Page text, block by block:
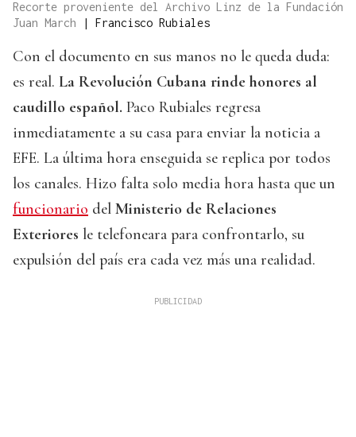
Recorte proveniente del Archivo Linz de la Fundación
Juan March
Francisco Rubiales
Con el documento en sus manos no le queda duda:
es real. La Revolución Cubana rinde honores al
caudillo español. Paco Rubiales regresa
inmediatamente a su casa para enviar la noticia a
EFE. La última hora enseguida se replica por todos
los canales. Hizo falta solo media hora hasta que un
funcionario del Ministerio de Relaciones
Exteriores le telefoneara para confrontarlo, su
expulsión del país era cada vez más una realidad.